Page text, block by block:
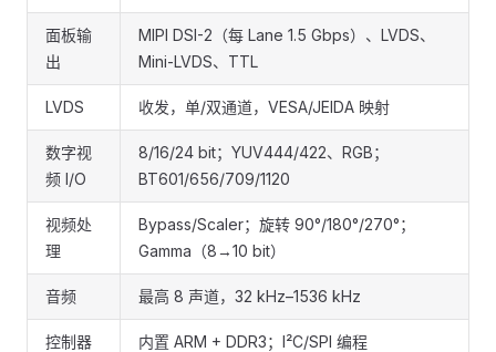
面板输
出
MIPI DSI-2（每 Lane 1.5 Gbps）、LVDS、
Mini-LVDS、TTL
LVDS 收发，单/双通道，VESA/JEIDA 映射
数字视
频 I/O
8/16/24 bit；YUV444/422、RGB；
BT601/656/709/1120
视频处
理
Bypass/Scaler；旋转 90°/180°/270°；
Gamma（8→10 bit）
音频 最高 8 声道，32 kHz–1536 kHz
控制器 内置 ARM + DDR3；I²C/SPI 编程